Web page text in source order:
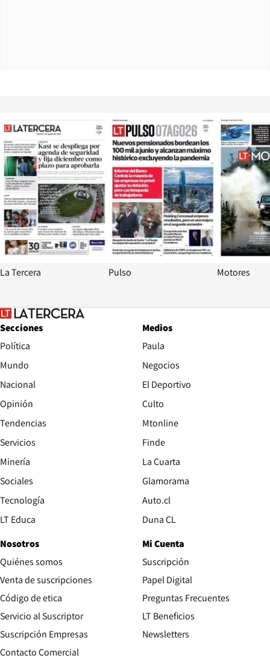
Opens in new window
La Tercera
Opens in
Pulso Motores
Secciones
Política
Mundo
Nacional
Opinión
Tendencias
Servicios
Minería
Sociales
Tecnología
LT Educa
Medios
Paula
Negocios
El Deportivo
Culto
Mtonline
Finde
La Cuarta
Glamorama
Auto.clOpens in new window
Duna CLOpens in new window
Nosotros
Quiénes somos
Venta de suscripciones
Código de etica Opens in new window
Servicio al Suscriptor
Suscripción Empresas
Contacto ComercialOpens in new window
Mi Cuenta
Suscripción
Papel DigitalOpens in new
Preguntas Frecuentes
LT Beneficios
Newsletters